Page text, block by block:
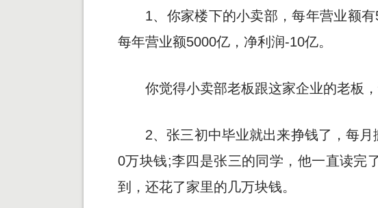
1、你家楼下的小卖部，每年营业额
每年营业额5000亿，净利润-10亿。
你觉得小卖部老板跟这家企业的老板
2、张三初中毕业就出来挣钱了，每
0万块钱;李四是张三的同学，他一直读完
到，还花了家里的几万块钱。